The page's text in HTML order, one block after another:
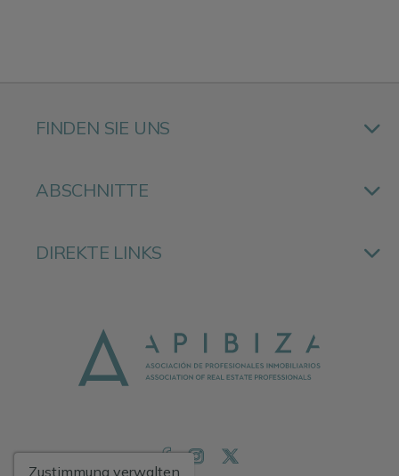
FINDEN SIE UNS
ABSCHNITTE
DIREKTE LINKS
Zustimmung verwalten